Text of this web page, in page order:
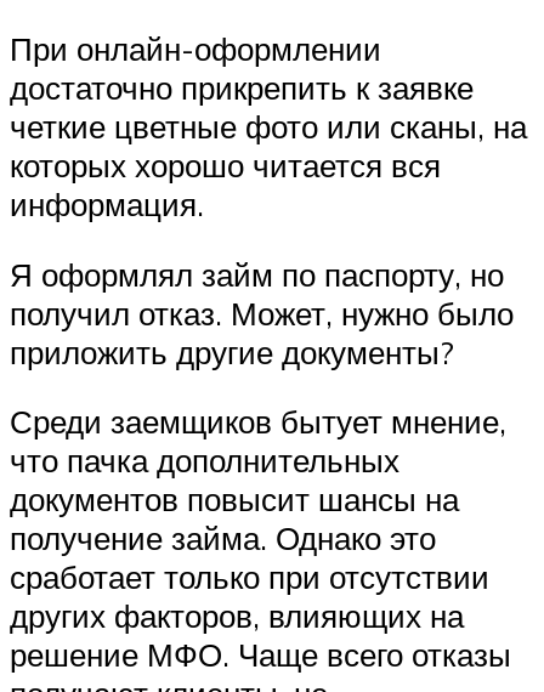
При онлайн-оформлении
достаточно прикрепить к заявке
четкие цветные фото или сканы, на
которых хорошо читается вся
информация.
Я оформлял займ по паспорту, но
получил отказ. Может, нужно было
приложить другие документы?
Среди заемщиков бытует мнение,
что пачка дополнительных
документов повысит шансы на
получение займа. Однако это
сработает только при отсутствии
других факторов, влияющих на
решение МФО. Чаще всего отказы